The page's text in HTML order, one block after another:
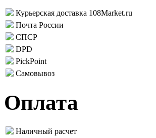
Курьерская доставка 108Market.ru
Почта России
СПСР
DPD
PickPoint
Самовывоз
Оплата
Наличный расчет